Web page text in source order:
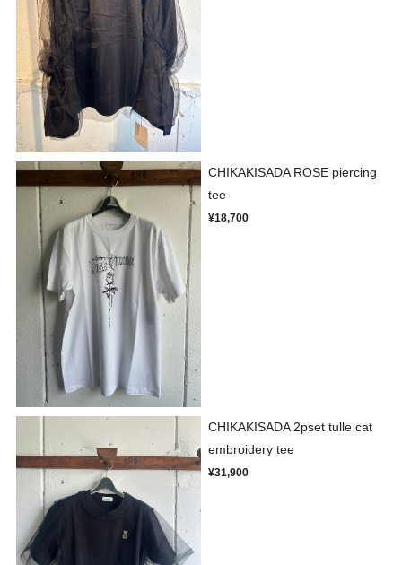
CHIKAKISADA ROSE piercing
tee
¥18,700
CHIKAKISADA 2pset tulle cat
embroidery tee
¥31,900